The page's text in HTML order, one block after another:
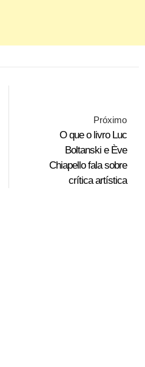
Próximo
O que o livro Luc
Boltanski e Ève
Chiapello fala sobre
crítica artística